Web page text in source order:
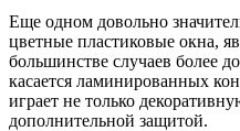
Еще одном довольно
цветные пластиковые окна,
большинстве случаев более
касается ламинированных
играет не только
дополнительной защитой.